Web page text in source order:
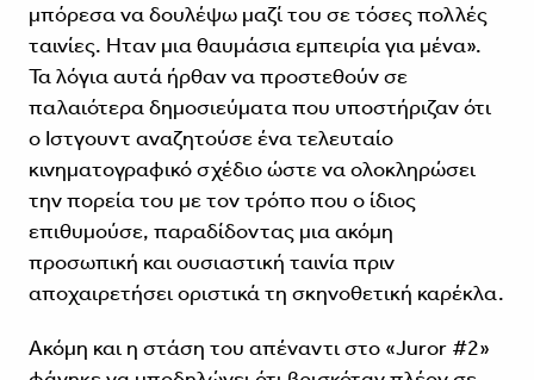
μπόρεσα να δουλέψω μαζί του σε τόσες πολλές
ταινίες. Ηταν μια θαυμάσια εμπειρία για μένα».
Τα λόγια αυτά ήρθαν να προστεθούν σε
παλαιότερα δημοσιεύματα που υποστήριζαν ότι
ο Ιστγουντ αναζητούσε ένα τελευταίο
κινηματογραφικό σχέδιο ώστε να ολοκληρώσει
την πορεία του με τον τρόπο που ο ίδιος
επιθυμούσε, παραδίδοντας μια ακόμη
προσωπική και ουσιαστική ταινία πριν
αποχαιρετήσει οριστικά τη σκηνοθετική καρέκλα.
Ακόμη και η στάση του απέναντι στο «Juror #2»